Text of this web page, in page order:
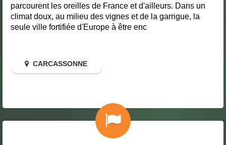
parcourent les oreilles de France et d'ailleurs. Dans un
climat doux, au milieu des vignes et de la garrigue, la
seule ville fortifiée d'Europe à être enc
CARCASSONNE